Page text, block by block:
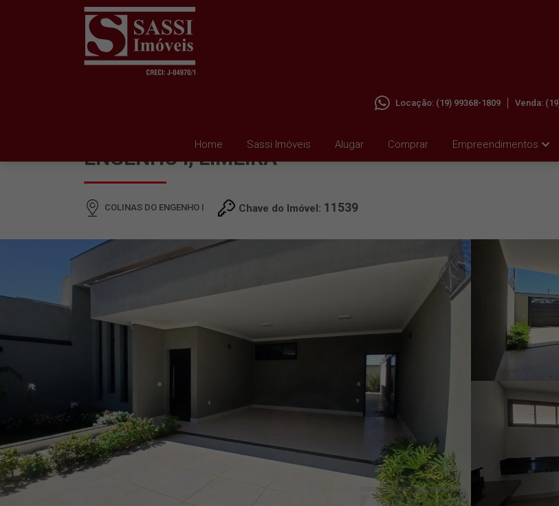
Home Sassi Imóveis Alugar Comprar Empreendimentos
Locação: (19) 99368-1809 Venda:
ENGENHO I, LIMEIRA
COLINAS DO ENGENHO I Chave do Imóvel: 11539